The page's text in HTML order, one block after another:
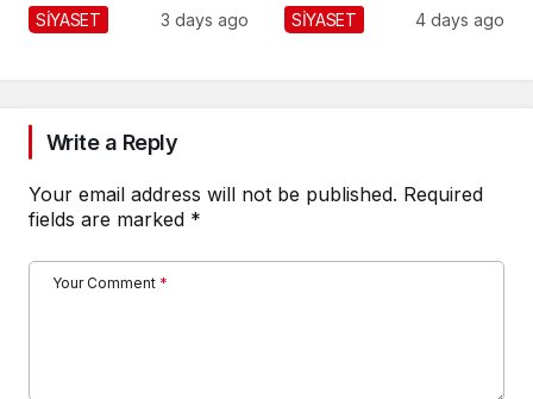
Değerlendirme!
SİYASET 3 days ago SİYASET 4 days ago
Write a Reply
Your email address will not be published. Required
fields are marked *
Your Comment *